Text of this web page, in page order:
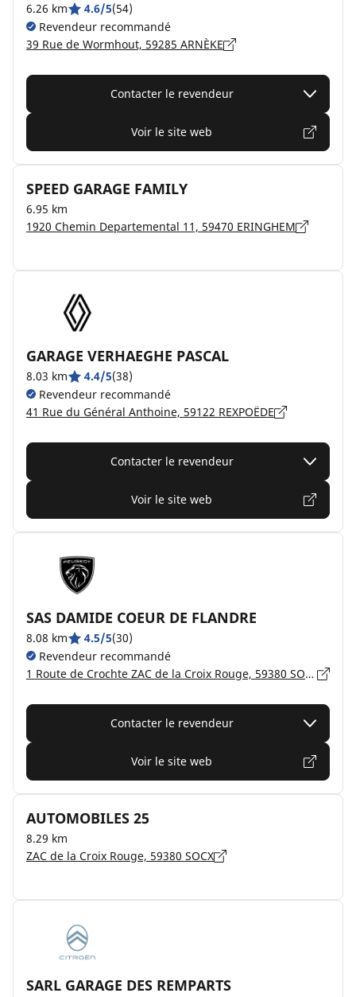
6.26 km 4.6/5(54)
Revendeur recommandé
39 Rue de Wormhout, 59285 ARNÈKE
Contacter le revendeur
Voir le site web
SPEED GARAGE FAMILY
6.95 km
1920 Chemin Departemental 11, 59470 ERINGHEM
GARAGE VERHAEGHE PASCAL
8.03 km 4.4/5(38)
Revendeur recommandé
41 Rue du Général Anthoine, 59122 REXPOËDE
Contacter le revendeur
Voir le site web
SAS DAMIDE COEUR DE FLANDRE
8.08 km 4.5/5(30)
Revendeur recommandé
1 Route de Crochte ZAC de la Croix Rouge, 59380 SOCX
Contacter le revendeur
Voir le site web
AUTOMOBILES 25
8.29 km
ZAC de la Croix Rouge, 59380 SOCX
SARL GARAGE DES REMPARTS